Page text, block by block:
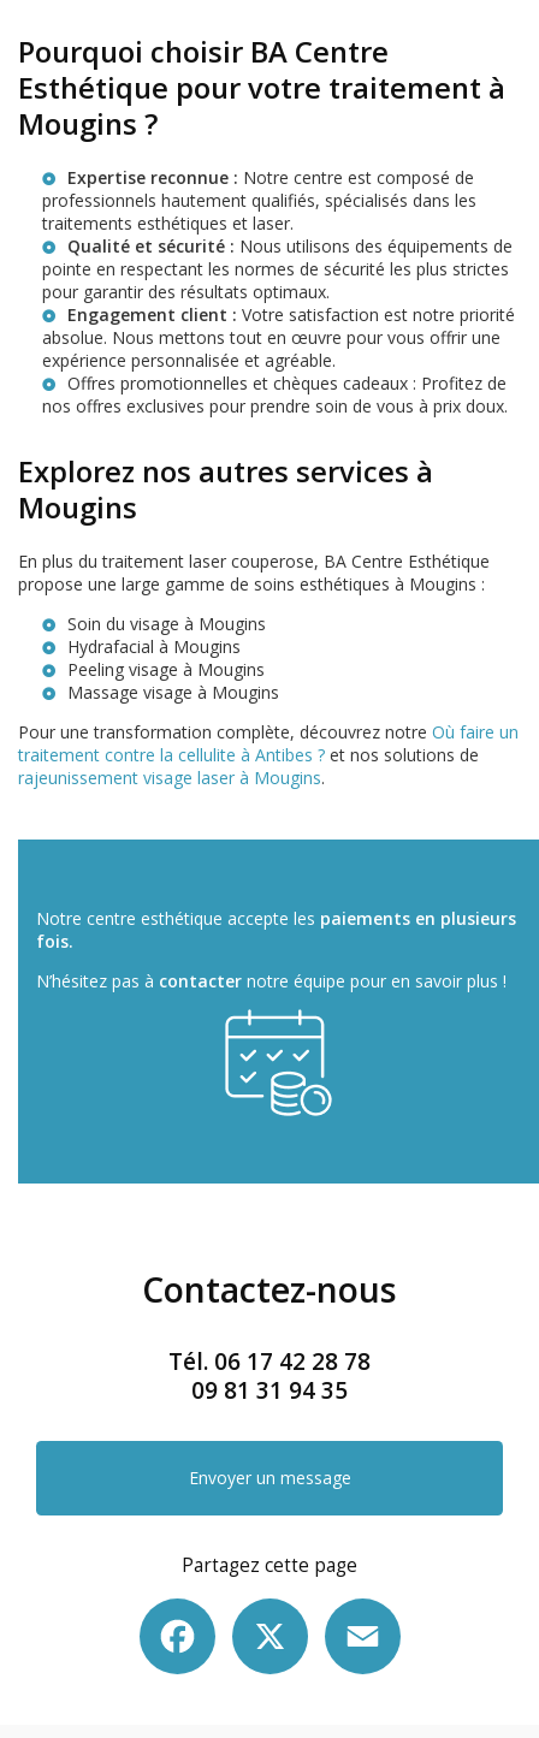
Pourquoi choisir BA Centre
Esthétique pour votre traitement à
Mougins ?
Expertise reconnue : Notre centre est composé de
professionnels hautement qualifiés, spécialisés dans les
traitements esthétiques et laser.
Qualité et sécurité : Nous utilisons des équipements de
pointe en respectant les normes de sécurité les plus strictes
pour garantir des résultats optimaux.
Engagement client : Votre satisfaction est notre priorité
absolue. Nous mettons tout en œuvre pour vous offrir une
expérience personnalisée et agréable.
Offres promotionnelles et chèques cadeaux : Profitez de
nos offres exclusives pour prendre soin de vous à prix doux.
Explorez nos autres services à
Mougins
En plus du traitement laser couperose, BA Centre Esthétique
propose une large gamme de soins esthétiques à Mougins :
Soin du visage à Mougins
Hydrafacial à Mougins
Peeling visage à Mougins
Massage visage à Mougins
Pour une transformation complète, découvrez notre Où faire un
traitement contre la cellulite à Antibes ? et nos solutions de
rajeunissement visage laser à Mougins.
Notre centre esthétique accepte les paiements en plusieurs
fois.
N’hésitez pas à contacter notre équipe pour en savoir plus !
Contactez-nous
Tél. 06 17 42 28 78
09 81 31 94 35
Envoyer un message
Partagez cette page
Facebook